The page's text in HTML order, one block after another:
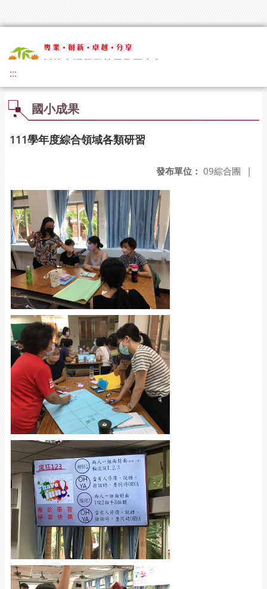
:::
國小成果
111學年度綜合領域各類研習
發布單位： 09綜合團 |